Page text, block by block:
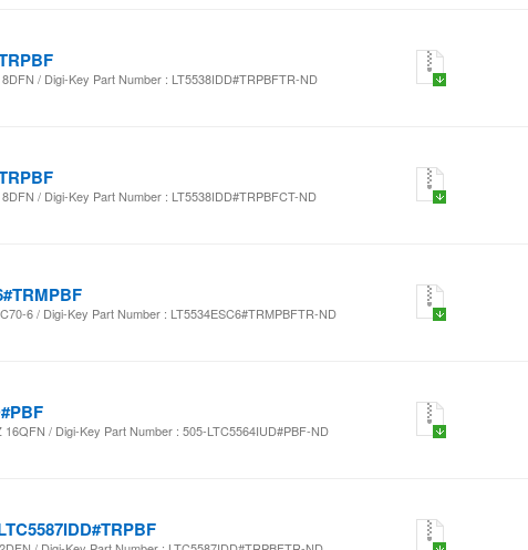
/ Digi-Key Part Number : LT5538IDD#TRPBFTR-ND
/ Digi-Key Part Number : LT5538IDD#TRPBFCT-ND
6 / Digi-Key Part Number : LT5534ESC6#TRMPBFTR-ND
/ Digi-Key Part Number : 505-LTC5564IUD#PBF-ND